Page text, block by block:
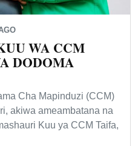
WA CCM
DODOMA
Cha Mapinduzi (CCM)
akiwa ameambatana na
Kuu ya CCM Taifa,